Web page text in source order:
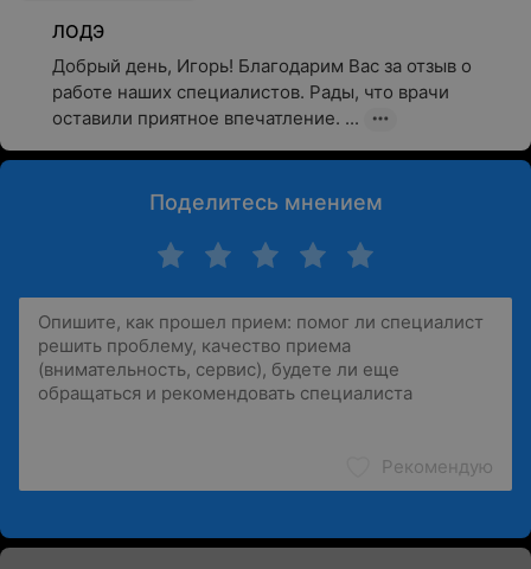
ЛОДЭ
Добрый день, Игорь! Благодарим Вас за отзыв о
работе наших специалистов. Рады, что врачи
оставили приятное впечатление. ...
Поделитесь мнением
Рекомендую